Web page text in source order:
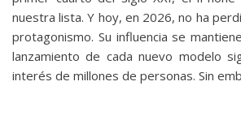
Ciberseguridad
Sistemas
operativos
nuestra lista. Y hoy, en 2026, no ha
protagonismo. Su influencia se
lanzamiento de cada nuevo modelo
interés de millones de personas. Sin